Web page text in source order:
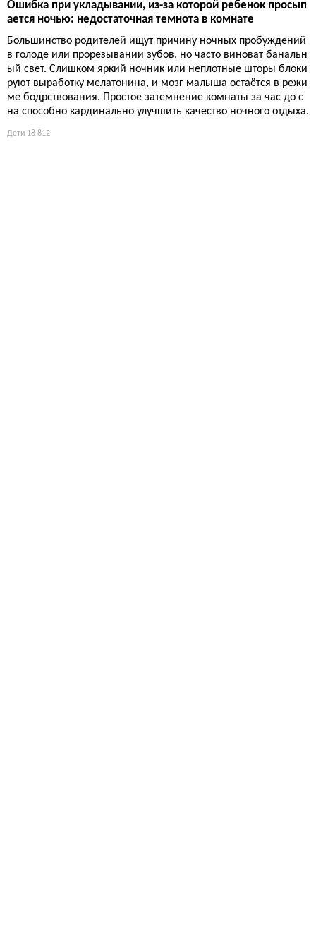
Ошибка при укладывании, из-за которой ребенок просып
ается ночью: недостаточная темнота в комнате
Большинство родителей ищут причину ночных пробуждений
в голоде или прорезывании зубов, но часто виноват банальн
ый свет. Слишком яркий ночник или неплотные шторы блоки
руют выработку мелатонина, и мозг малыша остаётся в режи
ме бодрствования. Простое затемнение комнаты за час до с
на способно кардинально улучшить качество ночного отдыха.
Дети 18 812